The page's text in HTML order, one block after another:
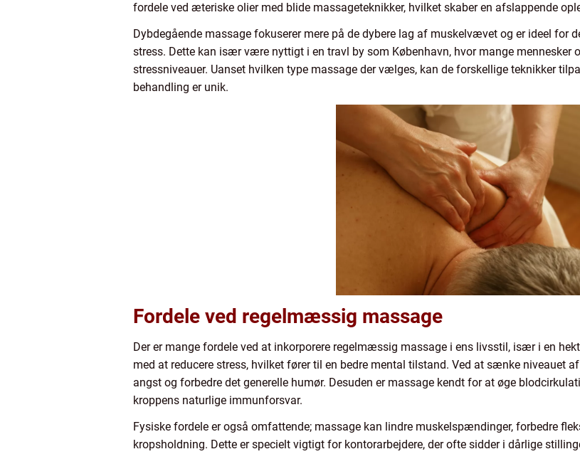
fordele ved æteriske olier med blide massageteknikker, hvilket skaber en afslappende
Dybdegående massage fokuserer mere på de dybere lag af muskelvævet og er ideel for
stress. Dette kan især være nyttigt i en travl by som København, hvor mange mennesker
stressniveauer. Uanset hvilken type massage der vælges, kan de forskellige teknikker
behandling er unik.
Fordele ved regelmæssig massage
Der er mange fordele ved at inkorporere regelmæssig massage i ens livsstil, især i en
med at reducere stress, hvilket fører til en bedre mental tilstand. Ved at sænke niveauet
angst og forbedre det generelle humør. Desuden er massage kendt for at øge
kroppens naturlige immunforsvar.
Fysiske fordele er også omfattende; massage kan lindre muskelspændinger, forbedre
kropsholdning. Dette er specielt vigtigt for kontorarbejdere, der ofte sidder i dårlige